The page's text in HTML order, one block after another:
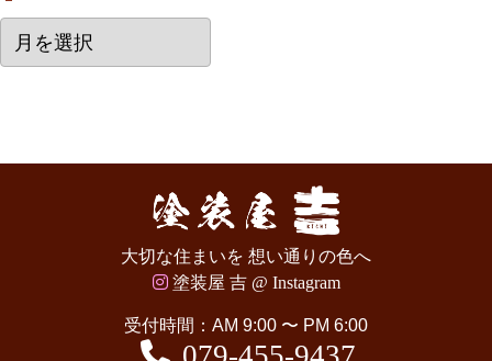
去
大切な住まいを 想い通りの色へ
塗装屋 吉 @ Instagram
受付時間：AM 9:00 〜 PM 6:00